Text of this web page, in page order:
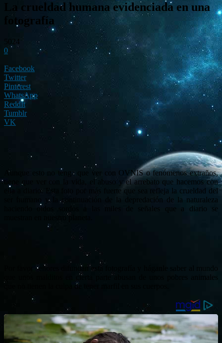
La crueldad humana evidenciada en una
fotografía
5024
0
Facebook
Twitter
Pinterest
WhatsApp
ReddIt
Tumblr
VK
Aunque esto no tenga que ver con OVNIS o fenómenos extraños,
tiene que ver con la vida, el abuso y el arrebato que hacemos con
ella a diario. Esta foto por más fuerte que sea refleja la crueldad del
ser humano y la continuación de la depredación de la naturaleza
haciendo oidos sordos a las miles de señales que a diario se
muestran en nuestro planeta.
Por favor señores difundan esta fotografía y háganle saber al mundo
que unos malditos en cierta parte abusan de unos pobres animales
que no tienen la culpa de tener marfil en sus cuerpos.